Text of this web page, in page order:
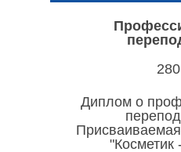
Диплом о
"Косметик